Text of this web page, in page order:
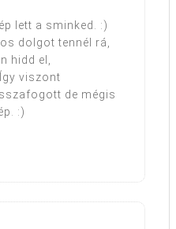
lett a sminked. :)
dolgot tennél rá,
hidd el,
viszont
de mégis
:)